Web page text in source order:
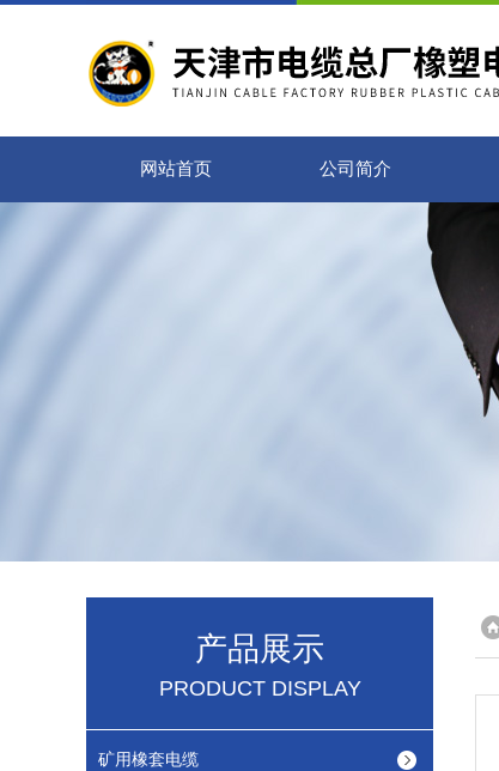
网站首页 公司简介
产品展示
PRODUCT DISPLAY
矿用橡套电缆